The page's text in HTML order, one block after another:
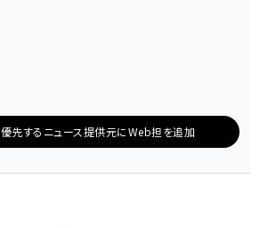
優先するニュース提供元にWeb担を追加